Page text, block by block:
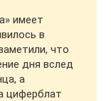
имеет
в
что
дня вслед
а
циферблат